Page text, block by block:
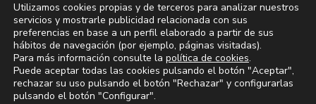
Utilizamos cookies propias y de terceros para analizar nuestros
servicios y mostrarle publicidad relacionada con sus
preferencias en base a un perfil elaborado a partir de sus
hábitos de navegación (por ejemplo, páginas visitadas).
Para más información consulte la política de cookies.
Puede aceptar todas las cookies pulsando el botón "Aceptar",
rechazar su uso pulsando el botón "Rechazar" y configurarlas
pulsando el botón "Configurar".